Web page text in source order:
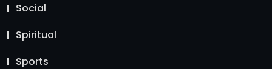
Social
Spiritual
Sports